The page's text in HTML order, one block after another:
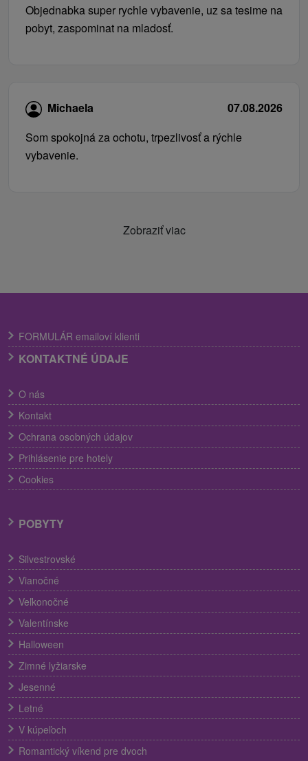
Objednabka super rychle vybavenie, uz sa tesime na
pobyt, zaspominat na mladosť.
Michaela
07.08.2026
Som spokojná za ochotu, trpezlivosť a rýchle
vybavenie.
Zobraziť viac
FORMULÁR emailoví klienti
KONTAKTNÉ ÚDAJE
O nás
Kontakt
Ochrana osobných údajov
Prihlásenie pre hotely
Cookies
POBYTY
Silvestrovské
Vianočné
Veľkonočné
Valentínske
Halloween
Zimné lyžiarske
Jesenné
Letné
V kúpeľoch
Romantický víkend pre dvoch